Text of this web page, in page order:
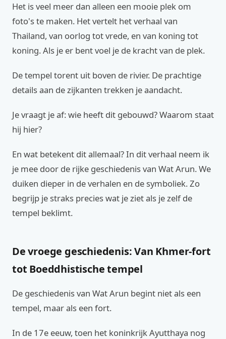
Het is veel meer dan alleen een mooie plek om
foto's te maken. Het vertelt het verhaal van
Thailand, van oorlog tot vrede, en van koning tot
koning. Als je er bent voel je de kracht van de plek.
De tempel torent uit boven de rivier. De prachtige
details aan de zijkanten trekken je aandacht.
Je vraagt je af: wie heeft dit gebouwd? Waarom staat
hij hier?
En wat betekent dit allemaal? In dit verhaal neem ik
je mee door de rijke geschiedenis van Wat Arun. We
duiken dieper in de verhalen en de symboliek. Zo
begrijp je straks precies wat je ziet als je zelf de
tempel beklimt.
De vroege geschiedenis: Van Khmer-fort
tot Boeddhistische tempel
De geschiedenis van Wat Arun begint niet als een
tempel, maar als een fort.
In de 17e eeuw, toen het koninkrijk Ayutthaya nog